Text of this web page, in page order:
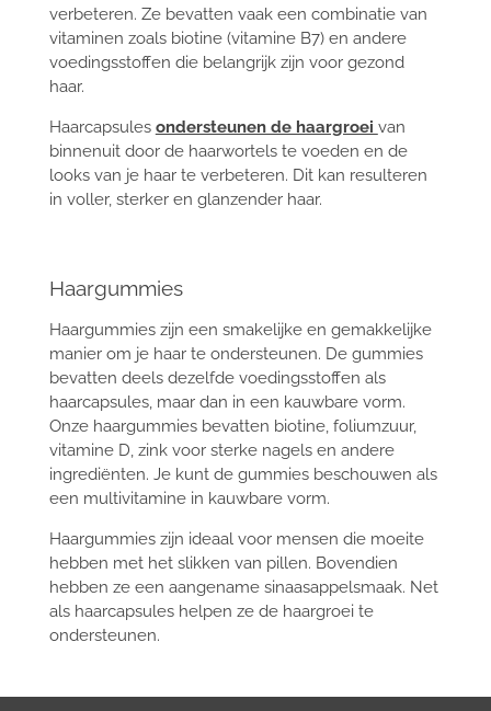
verbeteren. Ze bevatten vaak een combinatie van
vitaminen zoals biotine (vitamine B7) en andere
voedingsstoffen die belangrijk zijn voor gezond
haar.
Haarcapsules ondersteunen de haargroei van
binnenuit door de haarwortels te voeden en de
looks van je haar te verbeteren. Dit kan resulteren
in voller, sterker en glanzender haar.
Haargummies
Haargummies zijn een smakelijke en gemakkelijke
manier om je haar te ondersteunen. De gummies
bevatten deels dezelfde voedingsstoffen als
haarcapsules, maar dan in een kauwbare vorm.
Onze haargummies bevatten biotine, foliumzuur,
vitamine D, zink voor sterke nagels en andere
ingrediënten. Je kunt de gummies beschouwen als
een multivitamine in kauwbare vorm.
Haargummies zijn ideaal voor mensen die moeite
hebben met het slikken van pillen. Bovendien
hebben ze een aangename sinaasappelsmaak. Net
als haarcapsules helpen ze de haargroei te
ondersteunen.